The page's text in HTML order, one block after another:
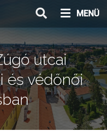
MENÜ
utcai
és védőnői